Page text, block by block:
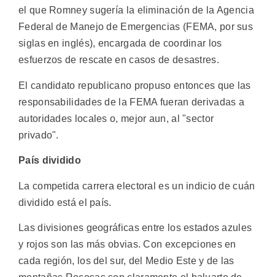
el que Romney sugería la eliminación de la Agencia
Federal de Manejo de Emergencias (FEMA, por sus
siglas en inglés), encargada de coordinar los
esfuerzos de rescate en casos de desastres.
El candidato republicano propuso entonces que las
responsabilidades de la FEMA fueran derivadas a
autoridades locales o, mejor aun, al "sector
privado".
País dividido
La competida carrera electoral es un indicio de cuán
dividido está el país.
Las divisiones geográficas entre los estados azules
y rojos son las más obvias. Con excepciones en
cada región, los del sur, del Medio Este y de las